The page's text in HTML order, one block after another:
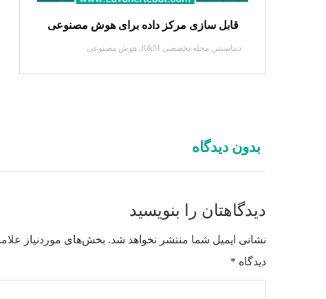
قابل سازی مرکز داده برای هوش مصنوعی
دیتاسنتر مجله تخصصی R&M هوش مصنوعی
بدون دیدگاه
دیدگاهتان را بنویسید
نشانی ایمیل شما منتشر نخواهد شد. بخش‌های موردنیاز
دیدگاه *